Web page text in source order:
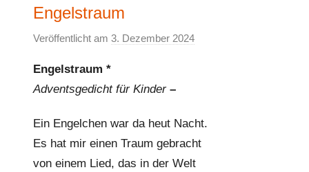
Engelstraum
Veröffentlicht am 3. Dezember 2024
k
e
Engelstraum *
Adventsgedicht für Kinder–
Ein Engelchen war da heut Nacht.
Es hat mir einen Traum gebracht
von einem Lied, das in der Welt